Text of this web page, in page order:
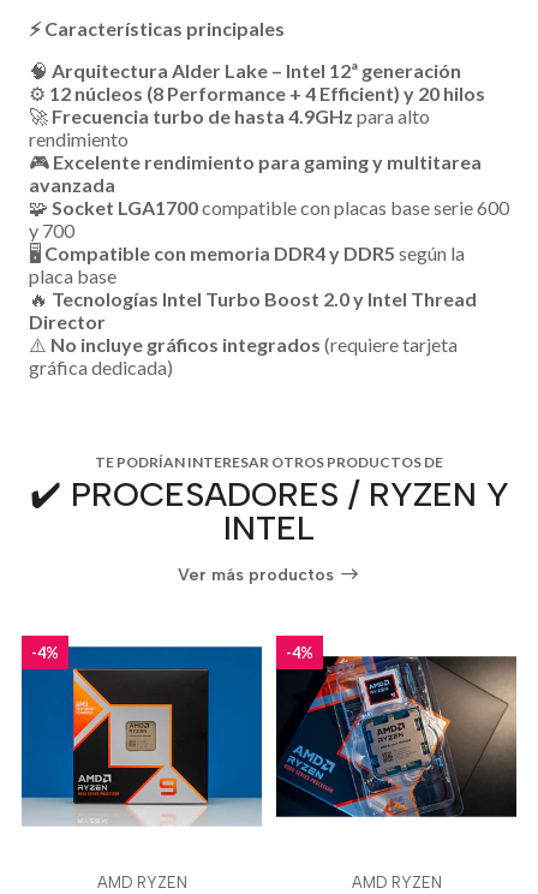
⚡ Características principales
🧠 Arquitectura Alder Lake – Intel 12ª generación
⚙️ 12 núcleos (8 Performance + 4 Efficient) y 20 hilos
🚀 Frecuencia turbo de hasta 4.9GHz para alto
rendimiento
🎮 Excelente rendimiento para gaming y multitarea
avanzada
🧩 Socket LGA1700compatible con placas base serie 600
y 700
🖥️ Compatible con memoria DDR4 y DDR5 según la
placa base
🔥 Tecnologías Intel Turbo Boost 2.0 y Intel Thread
Director
⚠️ No incluye gráficos integrados (requiere tarjeta
gráfica dedicada)
TE PODRÍAN INTERESAR OTROS PRODUCTOS DE
✔️ PROCESADORES / RYZEN Y
INTEL
Ver más productos
-4%
AMD RYZEN
-4%
AMD RYZEN